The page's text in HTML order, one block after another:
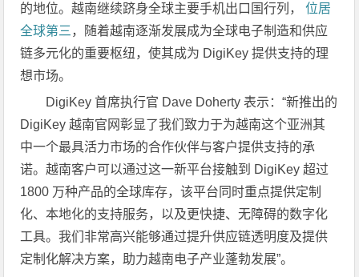
的地位。越南继续跻身全球主要手机出口国行列，位居
全球第三 ，随着越南逐渐发展成为全球电子制造和供应
链多元化的重要枢纽，使其成为 DigiKey 提供支持的理
想市场。
DigiKey 首席执行官 Dave Doherty 表示：“新推出的
DigiKey 越南官网彰显了我们致力于为越南这个亚洲其
中一个最具活力市场的合作伙伴与客户提供支持的承
诺。越南客户可以通过这一新平台接触到 DigiKey 超过
1800 万种产品的全球库存，该平台同时重点提供定制
化、本地化的支持服务，以及更快捷、无障碍的数字化
工具。我们非常高兴能够通过提升供应链透明度及提供
定制化解决方案，助力越南电子产业蓬勃发展”。